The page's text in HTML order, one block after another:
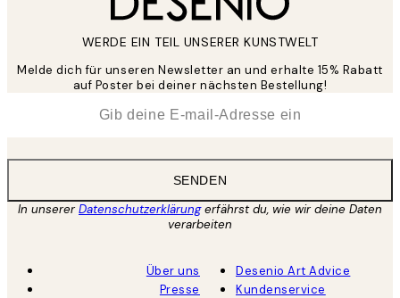
WERDE EIN TEIL UNSERER KUNSTWELT
Melde dich für unseren Newsletter an und erhalte 15% Rabatt
auf Poster bei deiner nächsten Bestellung!
SENDEN
In unsererDatenschutzerklärungerfährst du, wie wir deine Daten
verarbeiten
Über uns
Presse
Desenio Art Advice
Kundenservice